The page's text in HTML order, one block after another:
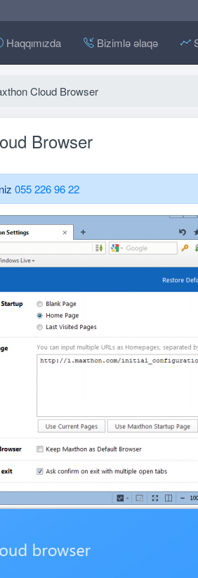
Haqqımızda Bizimlə əlaqə
Cloud Browser
Browser
055 226 96 22